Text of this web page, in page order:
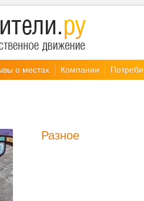
о местах Компании
Разное